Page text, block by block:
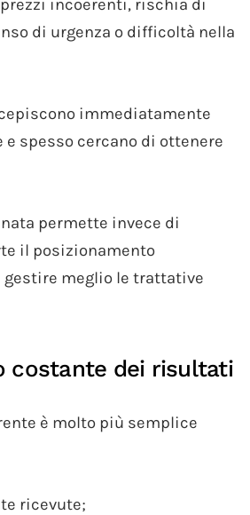
incoerenti, rischia di
di urgenza o difficoltà nella
immediatamente
spesso cercano di ottenere
permette invece di
il posizionamento
gestire meglio le trattative
costante dei risultati
è molto più semplice
ricevute;